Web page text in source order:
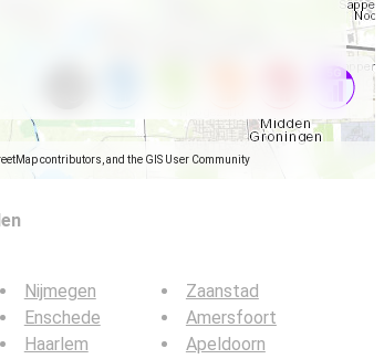
contributors, and the GIS User Community
Nijmegen
Enschede
Haarlem
Zaanstad
Amersfoort
Apeldoorn